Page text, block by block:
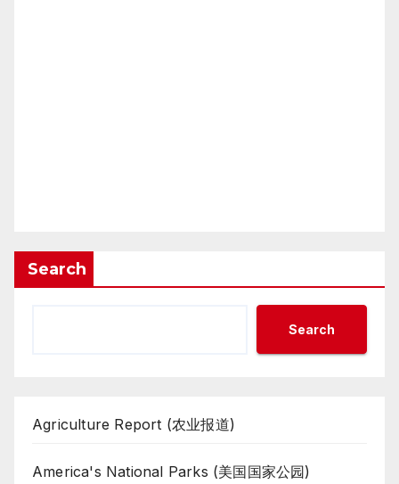
Search
Search
Agriculture Report (农业报道)
America's National Parks (美国国家公园)